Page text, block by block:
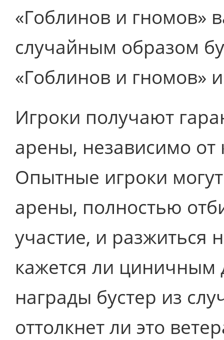
«Гоблинов и гномов»
случайным образом
«Гоблинов и гномов»
Игроки получают
арены, независимо от
Опытные игроки
арены, полностью
участие, и разжиться
кажется ли циничным
награды бустер из
оттолкнет ли это